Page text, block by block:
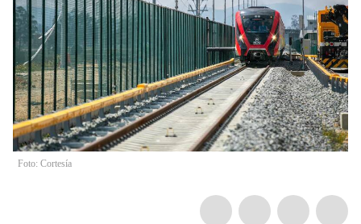
Foto: Cortesía